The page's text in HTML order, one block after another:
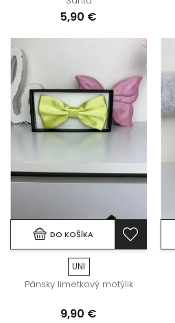
5,90 €
DO KOŠÍKA
UNI
Pánsky limetkový motýlik
9,90 €